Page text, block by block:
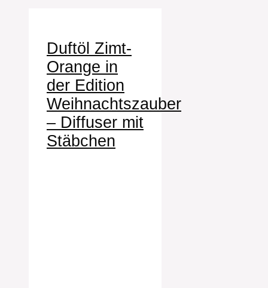
Duftöl Zimt-
Orange in
der Edition
Weihnachtszauber
– Diffuser mit
Stäbchen